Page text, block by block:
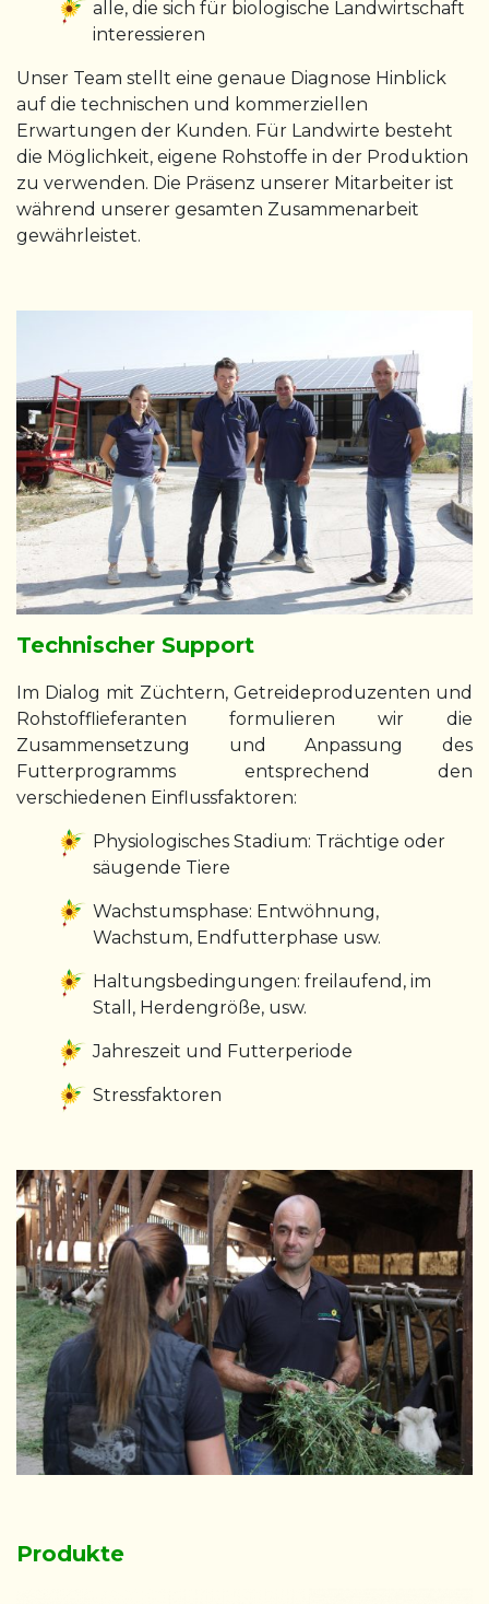
alle, die sich für biologische Landwirtschaft
interessieren
Unser Team stellt eine genaue Diagnose Hinblick
auf die technischen und kommerziellen
Erwartungen der Kunden. Für Landwirte besteht
die Möglichkeit, eigene Rohstoffe in der Produktion
zu verwenden. Die Präsenz unserer Mitarbeiter ist
während unserer gesamten Zusammenarbeit
gewährleistet.
Technischer Support
Im Dialog mit Züchtern, Getreideproduzenten und
Rohstofflieferanten formulieren wir die
Zusammensetzung und Anpassung des
Futterprogramms entsprechend den
verschiedenen Einflussfaktoren:
Physiologisches Stadium: Trächtige oder
säugende Tiere
Wachstumsphase: Entwöhnung,
Wachstum, Endfutterphase usw.
Haltungsbedingungen: freilaufend, im
Stall, Herdengröße, usw.
Jahreszeit und Futterperiode
Stressfaktoren
Produkte